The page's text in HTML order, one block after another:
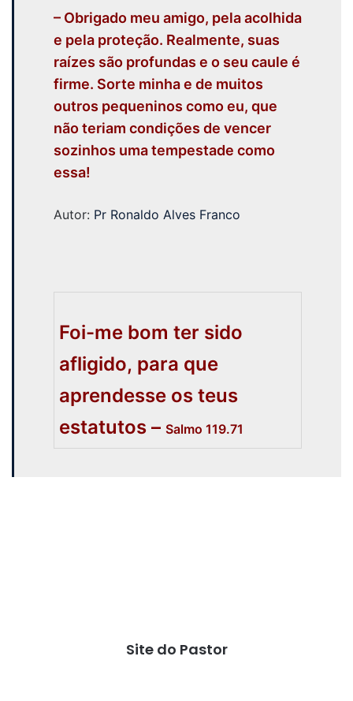
– Obrigado meu amigo, pela acolhida
e pela proteção. Realmente, suas
raízes são profundas e o seu caule é
firme. Sorte minha e de muitos
outros pequeninos como eu, que
não teriam condições de vencer
sozinhos uma tempestade como
essa!
Autor: Pr Ronaldo Alves Franco
Foi-me bom ter sido
afligido, para que
aprendesse os teus
estatutos – Salmo 119.71
Site do Pastor